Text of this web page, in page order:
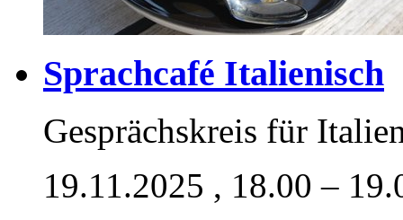
Sprachcafé Italienisch
Gesprächskreis für
19.11.2025 , 18.00 –